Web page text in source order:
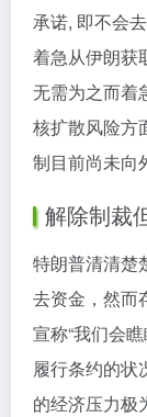
承诺, 即不会
着急从伊朗获
无需为之而着
核扩散风险方
制目前尚未向
解除制裁
特朗普清清楚
去资金，然而
宣称“我们会
履行条约的状
的经济压力极